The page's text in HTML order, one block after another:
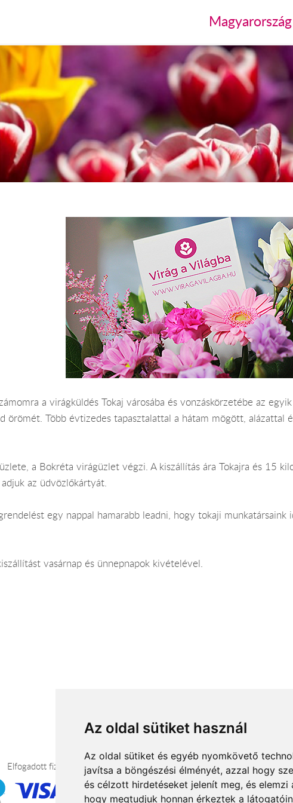
Az oldal sütiket használ
Az oldal sütiket és egyéb nyomkövető
javítsa a böngészési élményét, azzal hogy
és célzott hirdetéseket jelenít meg, és
hogy megtudjuk honnan érkeztek a
Magyarország
a virágküldés Tokaj városába és vonzáskörzetébe az
Több évtizedes tapasztalattal a hátam mögött, alázattal
a Bokréta virágüzlet végzi. A kiszállítás ára Tokajra és 15
az üdvözlőkártyát.
egy nappal hamarabb leadni, hogy tokaji munkatársaink
vasárnap és ünnepnapok kivételével.
Elfogadott fizetési módok